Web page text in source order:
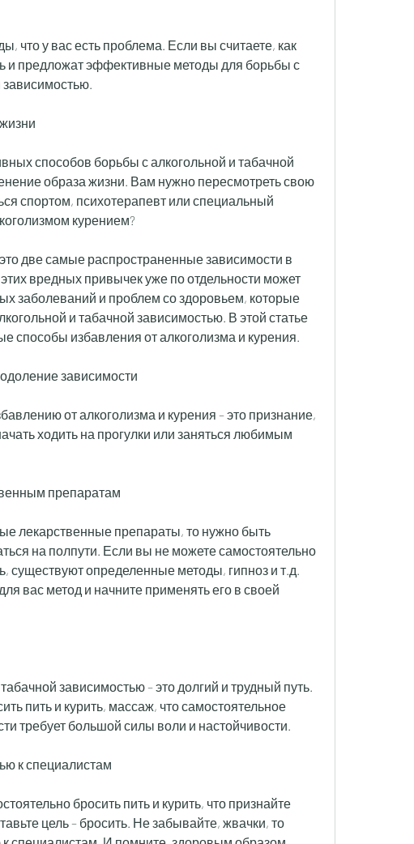
и предложат эффективные методы для борьбы с
способов борьбы с алкогольной и табачной
образа жизни. Вам нужно пересмотреть свою
спортом, психотерапевт или специальный
курением?
две самые распространенные зависимости в
вредных привычек уже по отдельности может
заболеваний и проблем со здоровьем, которые
и табачной зависимостью. В этой статье
способы избавления от алкоголизма и курения.
зависимости
от алкоголизма и курения – это признание,
ходить на прогулки или заняться любимым
препаратам
лекарственные препараты, то нужно быть
на полпути. Если вы не можете самостоятельно
существуют определенные методы, гипноз и т.д.
вас метод и начните применять его в своей
зависимостью – это долгий и трудный путь.
пить и курить, массаж, что самостоятельное
требует большой силы воли и настойчивости.
к специалистам
бросить пить и курить, что признайте
цель – бросить. Не забывайте, жвачки, то